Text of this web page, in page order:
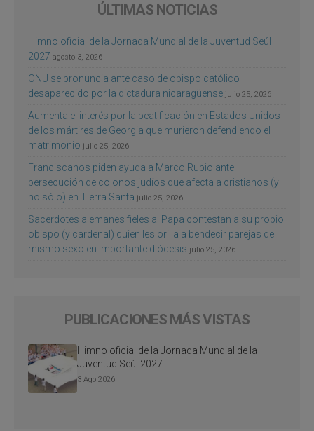
ÚLTIMAS NOTICIAS
Himno oficial de la Jornada Mundial de la Juventud Seúl
2027 agosto 3, 2026
ONU se pronuncia ante caso de obispo católico
desaparecido por la dictadura nicaragüense julio 25, 2026
Aumenta el interés por la beatificación en Estados Unidos
de los mártires de Georgia que murieron defendiendo el
matrimonio julio 25, 2026
Franciscanos piden ayuda a Marco Rubio ante
persecución de colonos judíos que afecta a cristianos (y
no sólo) en Tierra Santa julio 25, 2026
Sacerdotes alemanes fieles al Papa contestan a su propio
obispo (y cardenal) quien les orilla a bendecir parejas del
mismo sexo en importante diócesis julio 25, 2026
PUBLICACIONES MÁS VISTAS
Himno oficial de la Jornada Mundial de la
Juventud Seúl 2027
3 Ago 2026